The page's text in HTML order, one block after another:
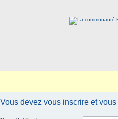
Vous devez vous inscrire et